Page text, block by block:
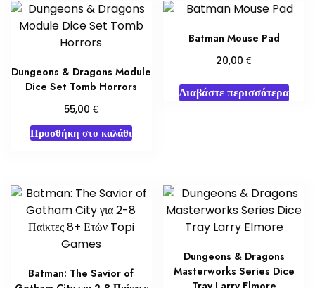
Dungeons & Dragons Module
Dice Set Tomb Horrors
55,00 €
Προσθήκη στο καλάθι
Batman Mouse Pad
20,00€
Διαβάστε περισσότερα
Batman: The Savior of
Dungeons & Dragons
Masterworks Series Dice